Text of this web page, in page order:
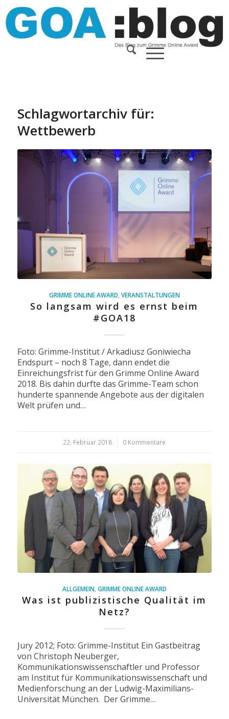
Schlagwortarchiv für:
Wettbewerb
GRIMME ONLINE AWARD VERANSTALTUNGEN
So langsam wird es ernst beim
#GOA18
Foto: Grimme-Institut / Arkadiusz Goniwiecha
Endspurt – noch 8 Tage, dann endet die
Einreichungsfrist für den Grimme Online Award
2018. Bis dahin durfte das Grimme-Team schon
hunderte spannende Angebote aus der digitalen
Welt prüfen und…
22. Februar 2018
/ 0 Kommentare
ALLGEMEIN, GRIMME ONLINE AWARD
Was ist publizistische Qualität im
Netz?
Jury 2012; Foto: Grimme-Institut Ein Gastbeitrag
von Christoph Neuberger,
Kommunikationswissenschaftler und Professor
am Institut für Kommunikationswissenschaft und
Medienforschung an der Ludwig-Maximilians-
Universität München. Der Grimme…